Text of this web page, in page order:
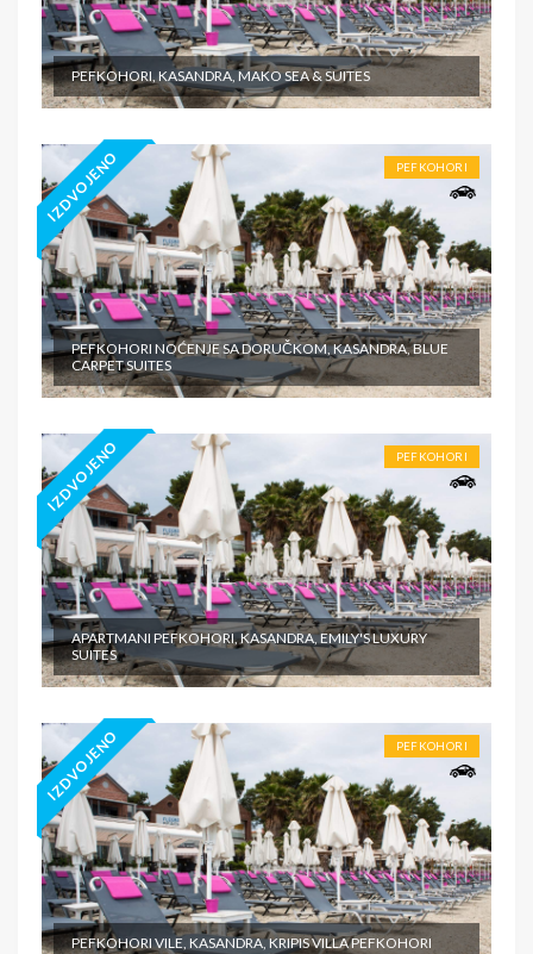
PEFKOHORI, KASANDRA, MAKO SEA & SUITES
IZDVOJENO PEFKOHORI
PEFKOHORI NOĆENJE SA DORUČKOM, KASANDRA, BLUE
CARPET SUITES
IZDVOJENO PEFKOHORI
APARTMANI PEFKOHORI, KASANDRA, EMILY'S LUXURY
SUITES
IZDVOJENO PEFKOHORI
PEFKOHORI VILE, KASANDRA, KRIPIS VILLA PEFKOHORI